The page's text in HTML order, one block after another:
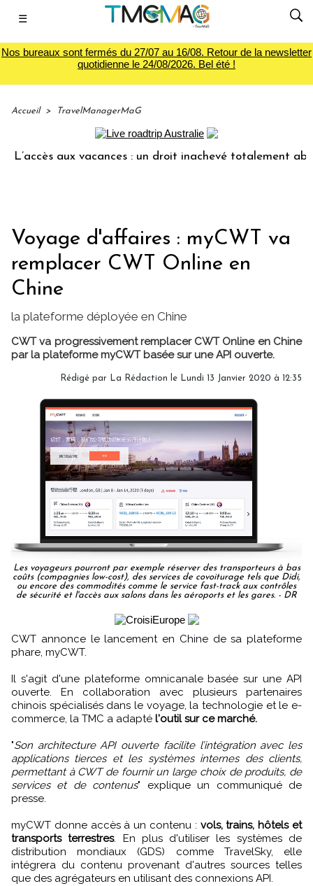
☰
Nos bureaux sont fermés du 27/07 au 16/08. Retour de la newsletter
quotidienne le 24/08/2026. Bel été !
Accueil > TravelManagerMaG
aux vacances : un droit inachevé totalement
Voyage d'affaires : myCWT va
remplacer CWT Online en
Chine
la plateforme déployée en Chine
CWT va progressivement remplacer CWT Online en Chine
par la plateforme myCWT basée sur une API ouverte.
Rédigé par La Rédaction le Lundi 13 Janvier 2020 à 12:35
Les voyageurs pourront par exemple réserver des transporteurs à bas
coûts (compagnies low-cost), des services de covoiturage tels que Didi,
ou encore des commodités comme le service fast-track aux contrôles
de sécurité et l'accès aux salons dans les aéroports et les gares. - DR
CWT annonce le lancement en Chine de sa plateforme
phare, myCWT.
Il s'agit d'une plateforme omnicanale basée sur une API
ouverte. En collaboration avec plusieurs partenaires
chinois spécialisés dans le voyage, la technologie et le e-
commerce, la TMC a adapté l'outil sur ce marché.
"Son architecture API ouverte facilite l’intégration avec les
applications tierces et les systèmes internes des clients,
permettant à CWT de fournir un large choix de produits, de
services et de contenus" explique un communiqué de
presse.
myCWT donne accès à un contenu : vols, trains, hôtels et
transports terrestres. En plus d'utiliser les systèmes de
distribution mondiaux (GDS) comme TravelSky, elle
intégrera du contenu provenant d'autres sources telles
que des agrégateurs en utilisant des connexions API.